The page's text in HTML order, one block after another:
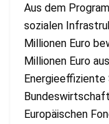
Aus dem
sozialen
Millionen Euro
Millionen Euro
Energieeffiziente
Europäischen